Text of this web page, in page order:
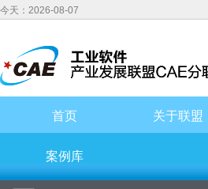
今天：2026-08-07
首页 关于联盟
案例库